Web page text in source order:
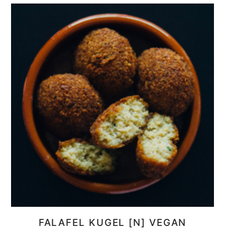
FALAFEL KUGEL [N] VEGAN